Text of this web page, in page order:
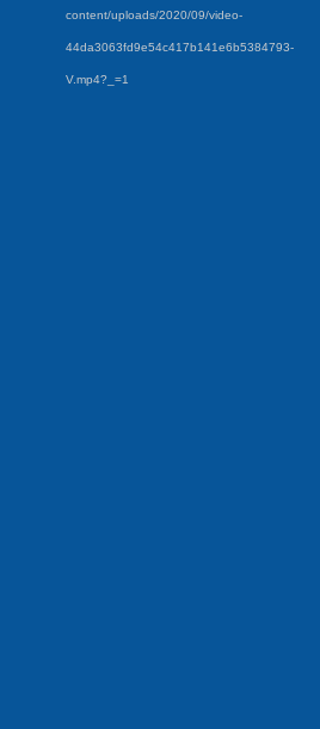
content/uploads/2020/09/video-
44da3063fd9e54c417b141e6b5384793-
V.mp4?_=1